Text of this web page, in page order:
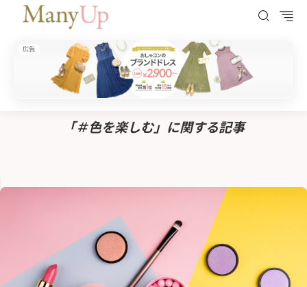
広告
ManyUp（メニーアップ）
＃色を楽しむ
「＃色を楽しむ」に関する記事